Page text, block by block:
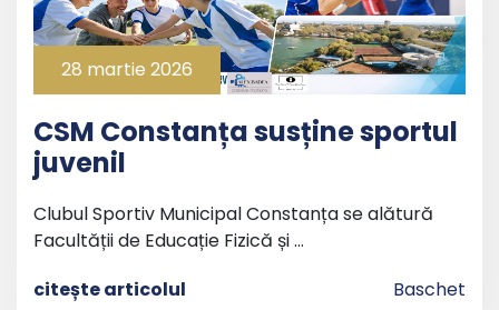
28 martie 2026
CSM Constanța susține sportul
juvenil
Clubul Sportiv Municipal Constanța se alătură
Facultății de Educație Fizică și …
citește articolul
Baschet